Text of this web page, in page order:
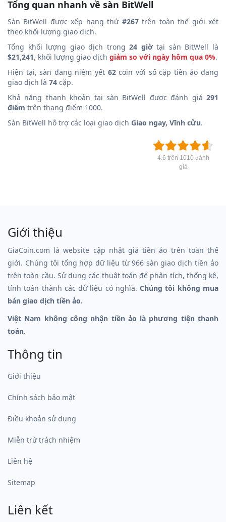
Tổng quan nhanh về sàn BitWell
Sàn BitWell được xếp hạng thứ #267trên toàn thế giới xét
theo khối lượng giao dịch.
Tổng khối lượng giao dịch trong24 giờtại sàn BitWell là
$21,241, khối lượng giao dịch giảm so với ngày hôm qua 0%.
Hiện tại, sàn đang niêm yết 62coin với số cặp tiền ảo đang
giao dịch là 74 cặp.
Khả năng thanh khoản tại sàn BitWell được đánh giá 291
điểm trên thang điểm 1000.
Sàn BitWell hỗ trợ các loại giao dịch Giao ngay, Vĩnh cửu.
4.6 trên 1010 đánh
giá
Giới thiệu
GiaCoin.com là website cập nhật giá tiền ảo trên toàn thế
giới. Chúng tôi tổng hợp dữ liệu từ 966 sàn giao dịch tiền ảo
trên toàn cầu. Sử dụng các thuật toán để phân tích, thống kê,
tính toán thành các dữ liệu có nghĩa.Chúng tôi không mua
bán giao dịch tiền ảo.
Việt Nam không công nhận tiền ảo là phương tiện thanh
toán.
Thông tin
Giới thiệu
Chính sách bảo mật
Điều khoản sử dụng
Miễn trừ trách nhiệm
Liên hệ
Sitemap
Liên kết